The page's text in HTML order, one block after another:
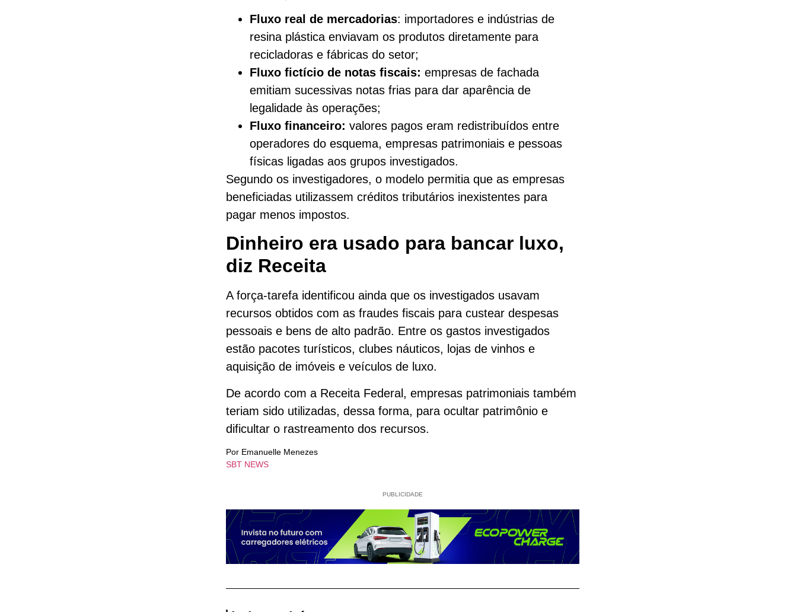
Fluxo real de mercadorias: importadores e indústrias de
resina plástica enviavam os produtos diretamente para
recicladoras e fábricas do setor;
Fluxo fictício de notas fiscais:empresas de fachada
emitiam sucessivas notas frias para dar aparência de
legalidade às operações;
Fluxo financeiro:valores pagos eram redistribuídos entre
operadores do esquema, empresas patrimoniais e pessoas
físicas ligadas aos grupos investigados.
Segundo os investigadores, o modelo permitia que as empresas
beneficiadas utilizassem créditos tributários inexistentes para
pagar menos impostos.
Dinheiro era usado para bancar luxo,
diz Receita
A força-tarefa identificou ainda que os investigados usavam
recursos obtidos com as fraudes fiscais para custear despesas
pessoais e bens de alto padrão. Entre os gastos investigados
estão pacotes turísticos, clubes náuticos, lojas de vinhos e
aquisição de imóveis e veículos de luxo.
De acordo com a Receita Federal, empresas patrimoniais também
teriam sido utilizadas, dessa forma, para ocultar patrimônio e
dificultar o rastreamento dos recursos.
Por Emanuelle Menezes
SBT NEWS
PUBLICIDADE